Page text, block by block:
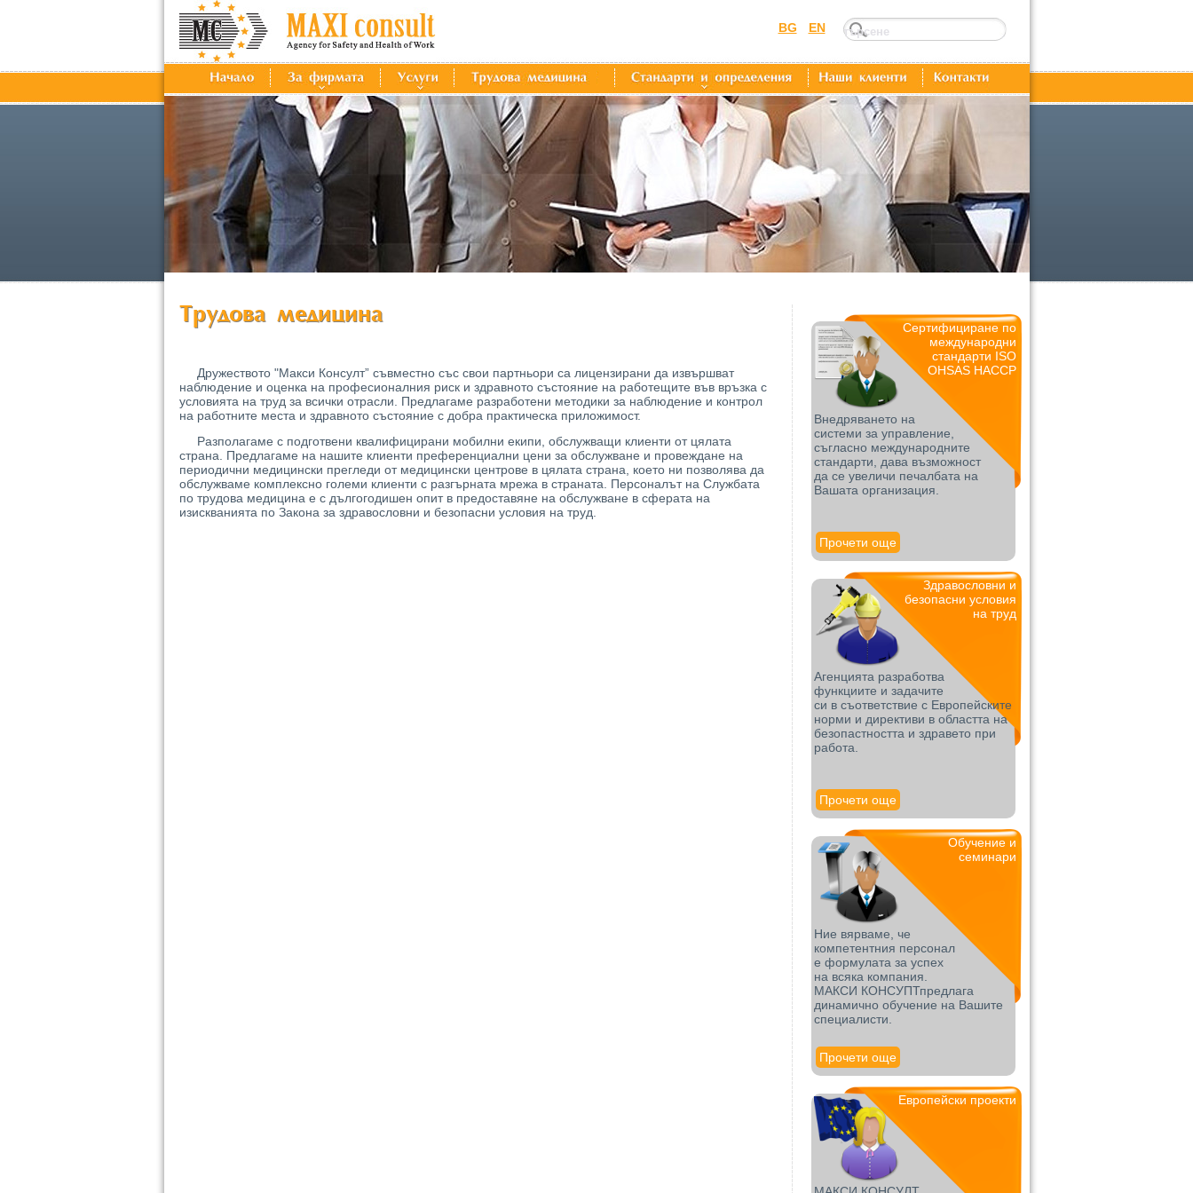
BG EN
Дружеството "Макси Консулт” съвместно със свои партньори са лицензирани да извършват
наблюдение и оценка на професионалния риск и здравното състояние на работещите във връзка с
условията на труд за всички отрасли. Предлагаме разработени методики за наблюдение и контрол
на работните места и здравното състояние с добра практическа приложимост.
Разполагаме с подготвени квалифицирани мобилни екипи, обслужващи клиенти от цялата
страна. Предлагаме на нашите клиенти преференциални цени за обслужване и провеждане на
периодични медицински прегледи от медицински центрове в цялата страна, което ни позволява да
обслужваме комплексно големи клиенти с разгърната мрежа в страната. Персоналът на Службата
по трудова медицина е с дългогодишен опит в предоставяне на обслужване в сферата на
изискванията по Закона за здравословни и безопасни условия на труд.
Сертифициране по
международни
стандарти ISO
OHSAS HACCP
Внедряването на
системи за управление,
съгласно международните
стандарти, дава възможност
да се увеличи печалбата на
Вашата организация.
Прочети още
Здравословни и
безопасни условия
на труд
Прочети още
Агенцията разработва
функциите и задачите
си в съответствие с Европейските
норми и директиви в областта на
безопастността и здравето при
работа.
Обучение и
семинари
Прочети още
Ние вярваме, че
компетентния персонал
е формулата за успех
на всяка компания.
МАКСИ КОНСУПТпредлага
динамично обучение на Вашите
специалисти.
Европейски проекти